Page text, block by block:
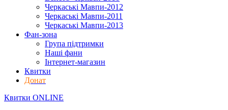
Черкаські Мавпи-2012
Черкаські Мавпи-2011
Черкаські Мавпи-2013
Фан-зона
Група підтримки
Наші фани
Інтернет-магазин
Квитки
Донат
Квитки ONLINE